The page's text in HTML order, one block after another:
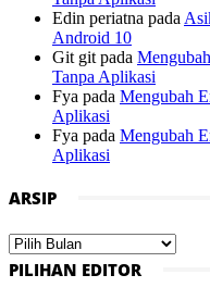
Edin periatna pada
Android 10
Git git pada
Tanpa Aplikasi
Fya pada Mengubah
Aplikasi
Fya pada Mengubah
Aplikasi
ARSIP
Arsip
PILIHAN EDITOR